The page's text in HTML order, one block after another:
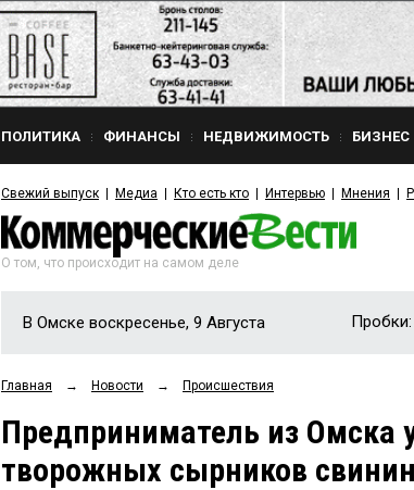
ПОЛИТИКА ФИНАНСЫ НЕДВИЖИМОСТЬ БИЗНЕС
Свежий выпуск Медиа Кто есть кто Интервью Мнения
О том, что происходит на самом деле
В Омске воскресенье, 9 Августа Пробки:
Главная → Новости → Происшествия
Предприниматель из Омска
творожных сырников